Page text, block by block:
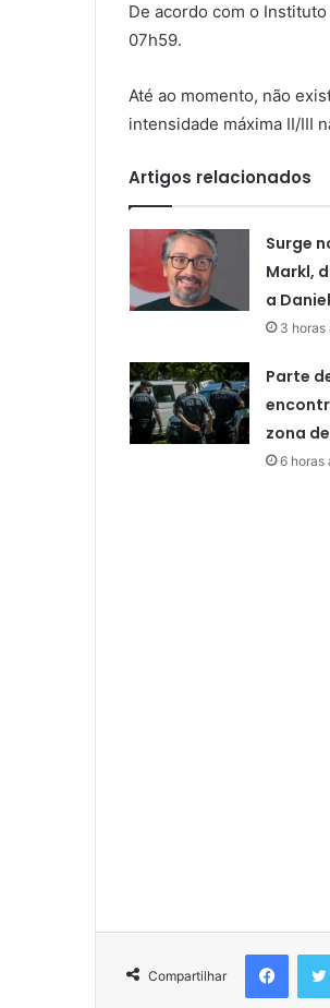
De acordo com o
07h59.
Até ao momento, não
intensidade máxima II/III
Artigos relacionados
Surge
Markl,
a
3 horas
Parte
zona
6 horas
Compartilhar